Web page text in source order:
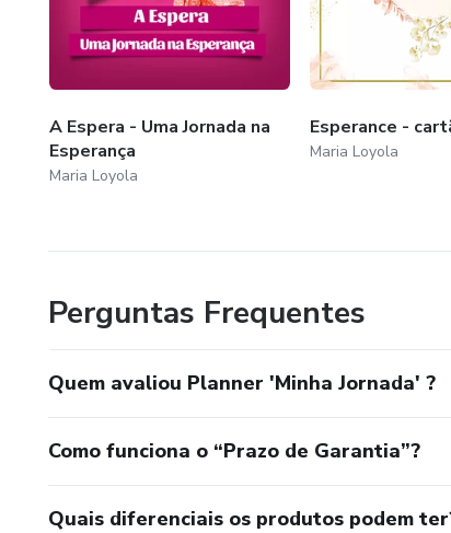
- anotações de memórias
- contra-capa
A comunicação é minha ponte para servir ao
pessoas em suas circunstâncias para que
A Espera - Uma Jornada na
Esperança
Maria Loyola
Esperance -
Maria Loyola
Perguntas Frequentes
Quem avaliou Planner 'Minha Jornada' ?
Como funciona o “Prazo de Garantia”?
Quais diferenciais os produtos podem